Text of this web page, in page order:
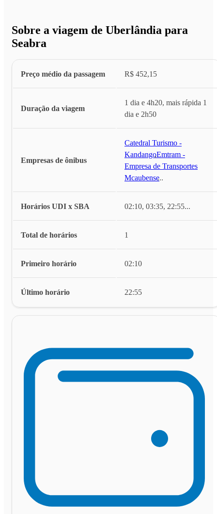
Sobre a viagem de Uberlândia para
Seabra
Preço médio da passagem R$ 452,15
Duração da viagem
1 dia e 4h20, mais rápida 1
dia e 2h50
Empresas de ônibus
Catedral Turismo -
Kandango,Emtram -
Empresa de Transportes
Mcaubense...
Horários UDI x SBA 02:10, 03:35, 22:55...
Total de horários 1
Primeiro horário 02:10
Último horário 22:55